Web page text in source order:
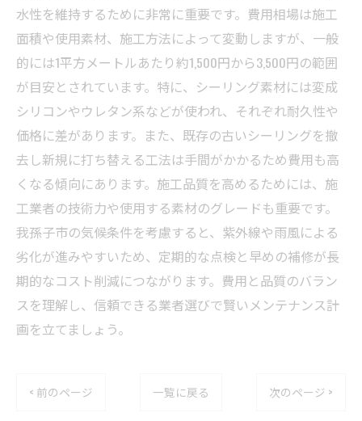
水性を維持するために非常に重要です。費用相場は施工
面積や使用素材、施工方法によって変動しますが、一般
的には1平方メートルあたり約1,500円から3,500円の範囲
が目安とされています。特に、シーリング素材には変成
シリコンやウレタン系などが使われ、それぞれ耐久性や
価格に差があります。また、既存の古いシーリングを撤
去し新規に打ち替える工法は手間がかかるため費用も高
くなる傾向にあります。施工品質を高めるためには、施
工業者の技術力や使用する素材のグレードも重要です。
我孫子市の気候条件を考慮すると、紫外線や雨風による
劣化が進みやすいため、定期的な点検と早めの補修が長
期的なコスト削減につながります。費用と品質のバラン
スを理解し、信頼できる業者選びで賢いメンテナンス計
画を立てましょう。
< 前のページ 一覧に戻る 次のページ >